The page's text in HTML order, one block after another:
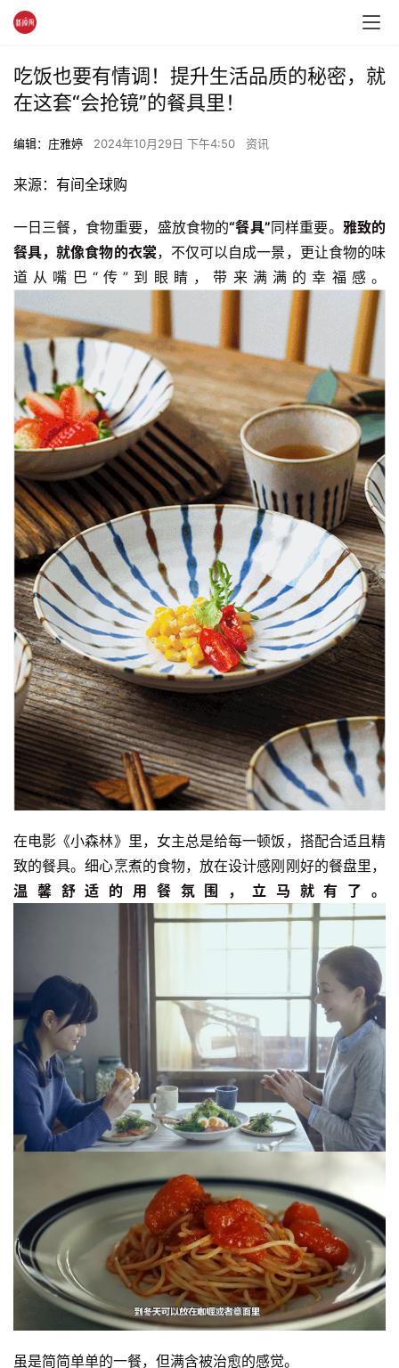
吃饭也要有情调！提升生活品质的秘密，就
在这套“会抢镜”的餐具里！
编辑：庄雅婷 2024年10月29日 下午4:50 资讯
来源： 有间全球购
一日三餐，食物重要，盛放食物的“餐具”同样重要。 雅致的
餐具，就像食物的衣裳，不仅可以自成一景，更让食物的味
道从嘴巴“传”到眼睛，带来满满的幸福感。
在电影《小森林》里，女主总是给每一顿饭，搭配合适且精
致的餐具。细心烹煮的食物，放在设计感刚刚好的餐盘里，
温馨舒适的用餐氛围，立马就有了。
虽是简简单单的一餐，但满含被治愈的感觉。